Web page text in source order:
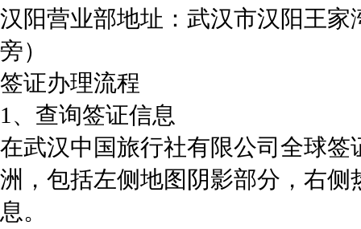
汉阳营业部地址：武汉市汉阳王
旁）
签证办理流程
1、查询签证信息
在武汉中国旅行社有限公司全球
洲，包括左侧地图阴影部分，右
息。